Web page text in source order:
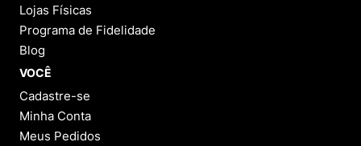
Lojas Físicas
Programa de Fidelidade
Blog
VOCÊ
Cadastre-se
Minha Conta
Meus Pedidos